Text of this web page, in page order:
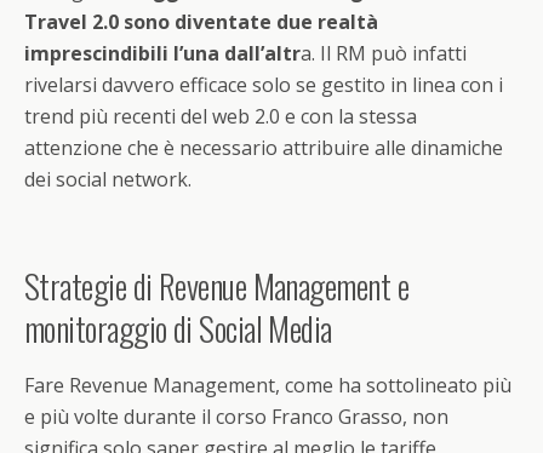
Travel 2.0 sono diventate due realtà
imprescindibili l’una dall’altra. Il RM può infatti
rivelarsi davvero efficace solo se gestito in linea con i
trend più recenti del web 2.0 e con la stessa
attenzione che è necessario attribuire alle dinamiche
dei social network.
Strategie di Revenue Management e
monitoraggio di Social Media
Fare Revenue Management, come ha sottolineato più
e più volte durante il corso Franco Grasso, non